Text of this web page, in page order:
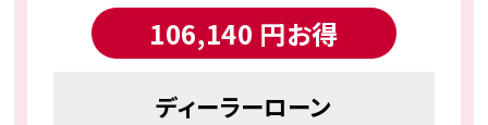
106,140 円お得
ディーラーローン